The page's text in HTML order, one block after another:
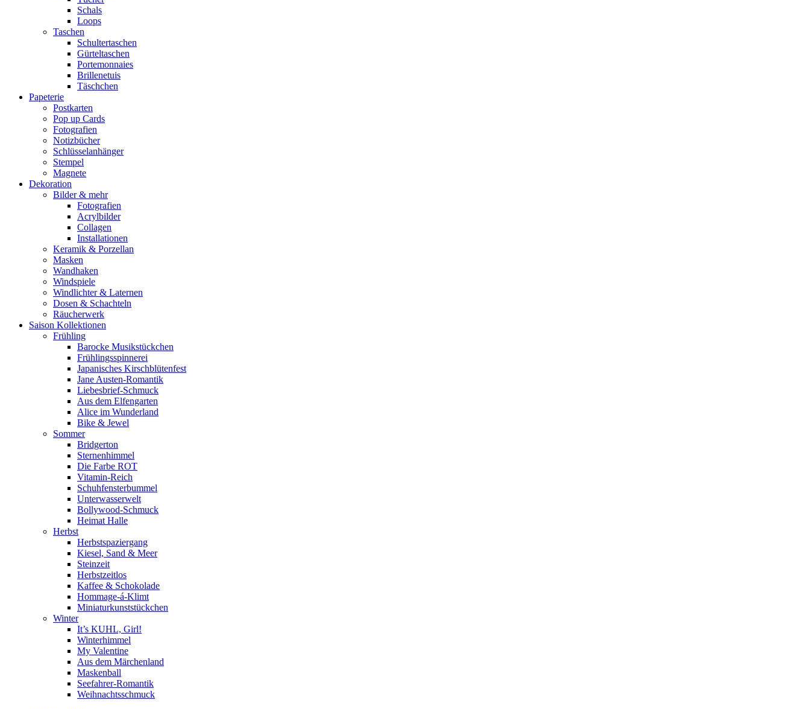
Schals
Loops
Taschen
Schultertaschen
Gürteltaschen
Portemonnaies
Brillenetuis
Täschchen
Papeterie
Postkarten
Pop up Cards
Fotografien
Notizbücher
Schlüsselanhänger
Stempel
Magnete
Dekoration
Bilder & mehr
Fotografien
Acrylbilder
Collagen
Installationen
Keramik & Porzellan
Masken
Wandhaken
Windspiele
Windlichter & Laternen
Dosen & Schachteln
Räucherwerk
Saison Kollektionen
Frühling
Barocke Musikstückchen
Frühlingsspinnerei
Japanisches Kirschblütenfest
Jane Austen-Romantik
Liebesbrief-Schmuck
Aus dem Elfengarten
Alice im Wunderland
Bike & Jewel
Sommer
Bridgerton
Sternenhimmel
Die Farbe ROT
Vitamin-Reich
Schuhfensterbummel
Unterwasserwelt
Bollywood-Schmuck
Heimat Halle
Herbst
Herbstspaziergang
Kiesel, Sand & Meer
Steinzeit
Herbstzeitlos
Kaffee & Schokolade
Hommage-á-Klimt
Miniaturkunststückchen
Winter
It’s KUHL, Girl!
Winterhimmel
My Valentine
Aus dem Märchenland
Maskenball
Seefahrer-Romantik
Weihnachtsschmuck